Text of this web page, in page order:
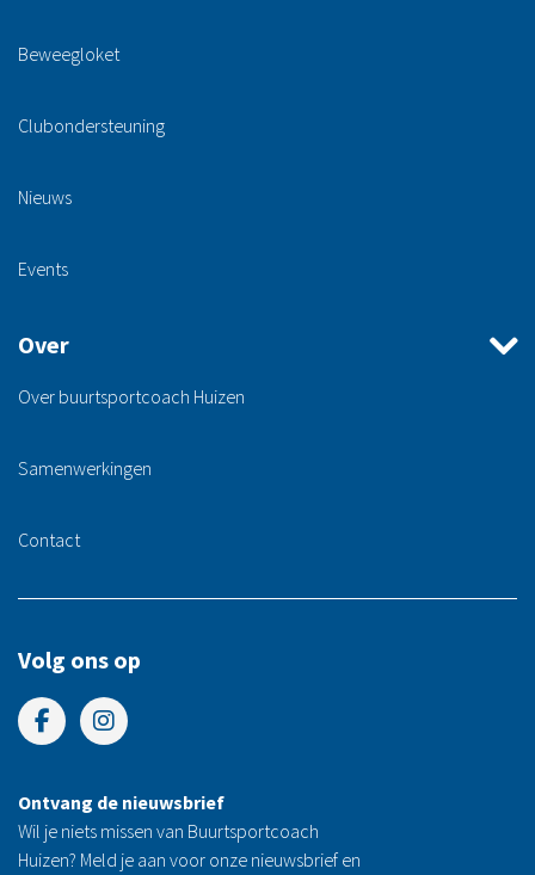
Beweegloket
Clubondersteuning
Nieuws
Events
Over
Over buurtsportcoach Huizen
Samenwerkingen
Contact
Volg ons op
Ontvang de nieuwsbrief
Wil je niets missen van Buurtsportcoach
Huizen? Meld je aan voor onze nieuwsbrief en